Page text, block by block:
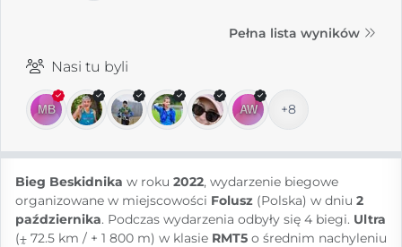
Pełna lista wyników
Nasi tu byli
+8
Bieg Beskidnika w roku 2022, wydarzenie biegowe
organizowane w miejscowości Folusz (Polska) w dniu 2
października. Podczas wydarzenia odbyły się 4 biegi. Ultra
(⨦ 72.5 km / + 1 800 m) w klasie RMT5 o średnim nachyleniu